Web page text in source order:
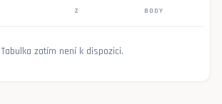
Z BODY
Tabulka zatím není k dispozici.